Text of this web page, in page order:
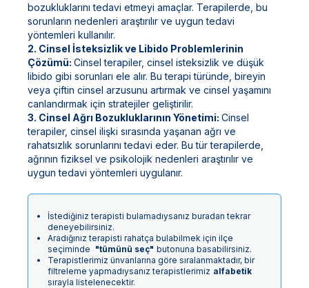
bozukluklarını tedavi etmeyi amaçlar. Terapilerde, bu
sorunların nedenleri araştırılır ve uygun tedavi
yöntemleri kullanılır.
2. Cinsel İsteksizlik ve Libido Problemlerinin
Çözümü: Cinsel terapiler, cinsel isteksizlik ve düşük
libido gibi sorunları ele alır. Bu terapi türünde, bireyin
veya çiftin cinsel arzusunu artırmak ve cinsel yaşamını
canlandırmak için stratejiler geliştirilir.
3. Cinsel Ağrı Bozukluklarının Yönetimi: Cinsel
terapiler, cinsel ilişki sırasında yaşanan ağrı ve
rahatsızlık sorunlarını tedavi eder. Bu tür terapilerde,
ağrının fiziksel ve psikolojik nedenleri araştırılır ve
uygun tedavi yöntemleri uygulanır.
İstediğiniz terapisti bulamadıysanız buradan tekrar
deneyebilirsiniz.
Aradığınız terapisti rahatça bulabilmek için ilçe
seçiminde "tümünü seç" butonuna basabilirsiniz.
Terapistlerimiz ünvanlarına göre sıralanmaktadır, bir
filtreleme yapmadıysanız terapistlerimiz alfabetik
sırayla listelenecektir.